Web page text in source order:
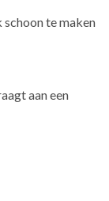
te maken
aan een